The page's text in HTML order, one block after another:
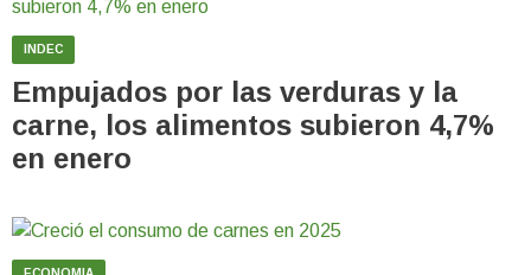
INDEC
Empujados por las verduras y la
carne, los alimentos subieron 4,7%
en enero